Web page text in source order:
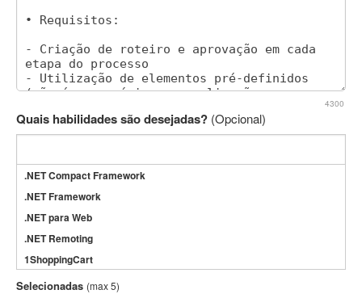
4300
Quais habilidades são desejadas? (Opcional)
.NET Compact Framework
.NET Framework
.NET para Web
.NET Remoting
1ShoppingCart
3DS Max
Selecionadas (max 5)